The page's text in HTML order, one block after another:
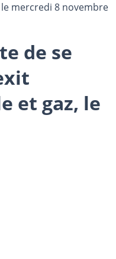
mercredi 8 novembre
de se
et gaz, le